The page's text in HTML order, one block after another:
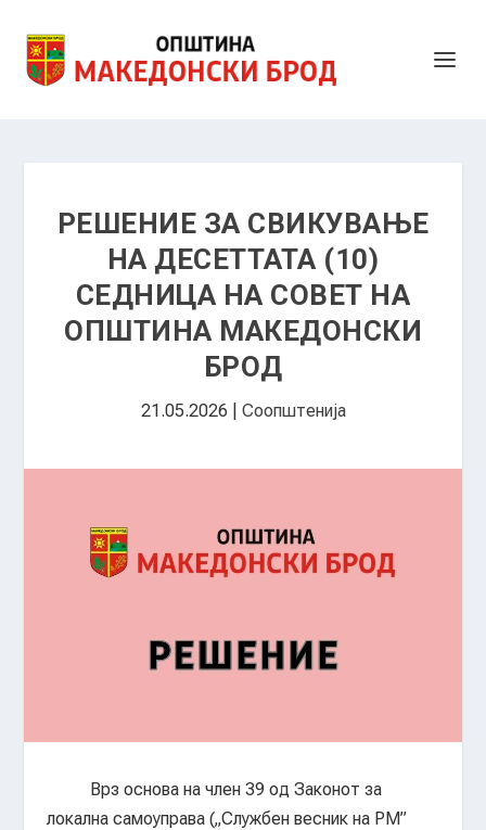
РЕШЕНИЕ ЗА СВИКУВАЊЕ
НА ДЕСЕТТАТА (10)
СЕДНИЦА НА СОВЕТ НА
ОПШТИНА МАКЕДОНСКИ
БРОД
21.05.2026 Соопштенија
Врз основа на член 39 од Законот за
локална самоуправа („Службен весник на РМ”